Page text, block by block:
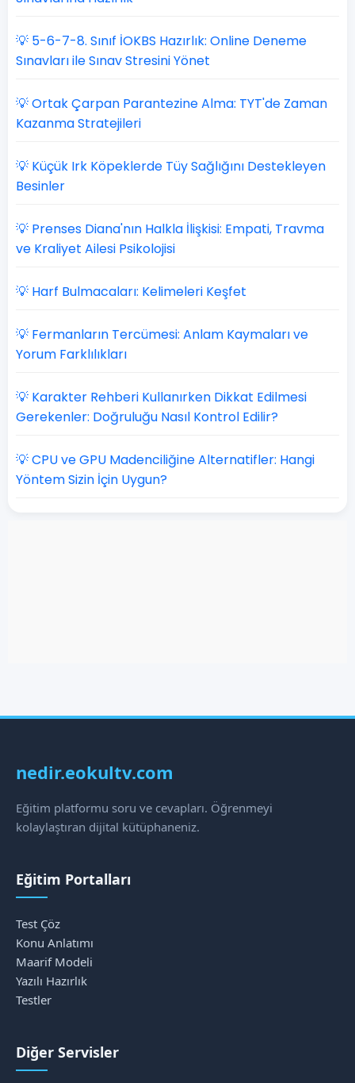
💡 5-6-7-8. Sınıf İOKBS Hazırlık: Online Deneme
Sınavları ile Sınav Stresini Yönet
💡 Ortak Çarpan Parantezine Alma: TYT'de Zaman
Kazanma Stratejileri
💡 Küçük Irk Köpeklerde Tüy Sağlığını Destekleyen
Besinler
💡 Prenses Diana'nın Halkla İlişkisi: Empati, Travma
ve Kraliyet Ailesi Psikolojisi
💡 Harf Bulmacaları: Kelimeleri Keşfet
💡 Fermanların Tercümesi: Anlam Kaymaları ve
Yorum Farklılıkları
💡 Karakter Rehberi Kullanırken Dikkat Edilmesi
Gerekenler: Doğruluğu Nasıl Kontrol Edilir?
💡 CPU ve GPU Madenciliğine Alternatifler: Hangi
Yöntem Sizin İçin Uygun?
nedir.eokultv.com
Eğitim platformu soru ve cevapları. Öğrenmeyi
kolaylaştıran dijital kütüphaneniz.
Eğitim Portalları
Test Çöz
Konu Anlatımı
Maarif Modeli
Yazılı Hazırlık
Testler
Diğer Servisler